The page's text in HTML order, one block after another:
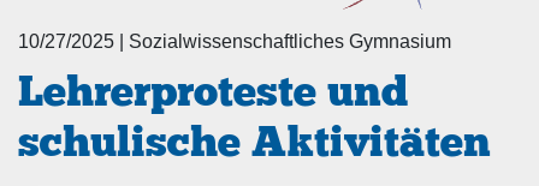
10/27/2025 Sozialwissenschaftliches Gymnasium
Lehrerproteste und
schulische Aktivitäten